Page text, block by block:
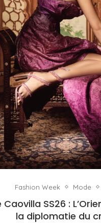
Fashion Week Mode
Caovilla SS26 :
la diplomatie du